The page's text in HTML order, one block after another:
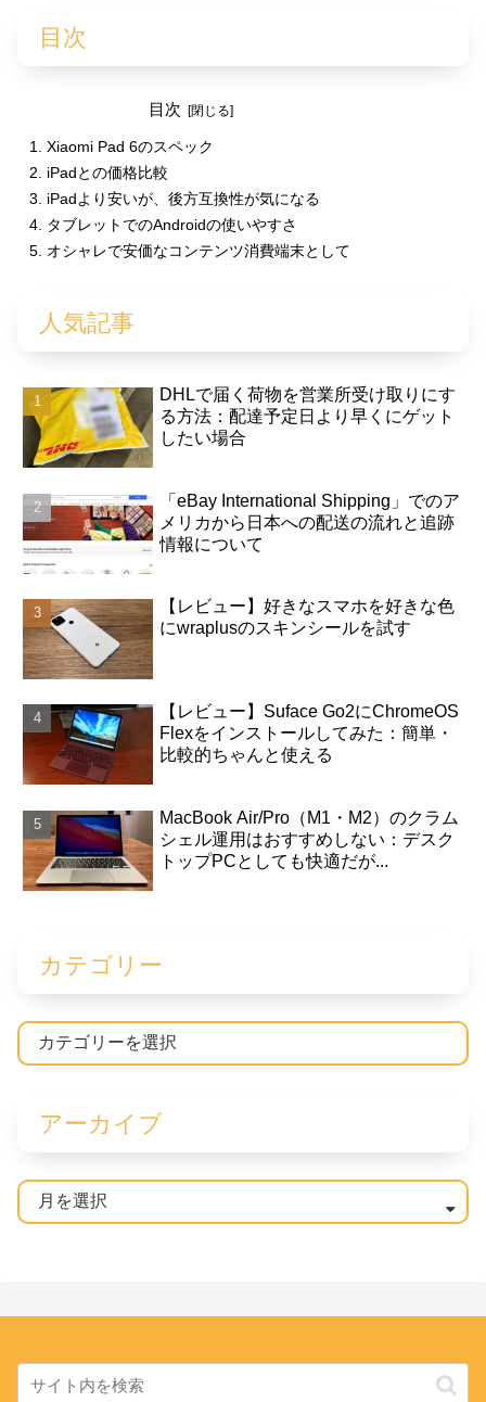
目次
目次
Xiaomi Pad 6のスペック
iPadとの価格比較
iPadより安いが、後方互換性が気になる
タブレットでのAndroidの使いやすさ
オシャレで安価なコンテンツ消費端末として
人気記事
DHLで届く荷物を営業所受け取りにす
る方法：配達予定日より早くにゲット
したい場合
「eBay International Shipping」でのア
メリカから日本への配送の流れと追跡
情報について
【レビュー】好きなスマホを好きな色
にwraplusのスキンシールを試す
【レビュー】Suface Go2にChromeOS
Flexをインストールしてみた：簡単・
比較的ちゃんと使える
MacBook Air/Pro（M1・M2）のクラム
シェル運用はおすすめしない：デスク
トップPCとしても快適だが...
カテゴリー
アーカイブ